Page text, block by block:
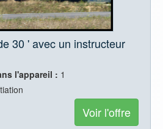
30 ' avec un instructeur
l'appareil : 1
Voir l'offre